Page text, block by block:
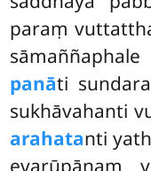
paraṃ
panāti
sukhāvahanti
arahatanti
evarūpānaṃ